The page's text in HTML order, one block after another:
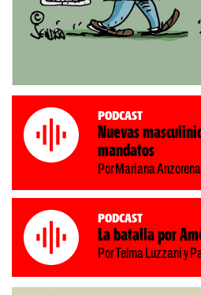
Podcast
Nuevas
mandatos
Por Mariana Anzorena
Podcast
La batalla por
Por Telma Luzzani y